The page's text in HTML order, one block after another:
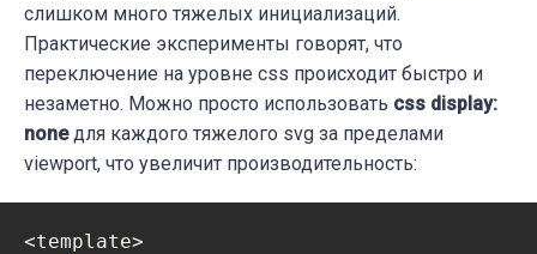
  unbind (el) {
if (el._intersectionObserver
    }
    el._intersectionObserver =
undefined
  }
слишком много тяжелых инициализаций.
Практические эксперименты говорят, что
переключение на уровне css происходит быстро и
незаметно. Можно просто использовать css display:
noneдля каждого тяжелого svg за пределами
viewport, что увеличит производительность:
<template>